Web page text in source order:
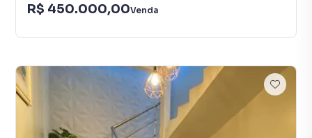
R$ 450.000,00Venda